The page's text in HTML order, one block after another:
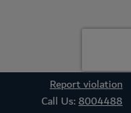
Report violation
Call Us:8004488